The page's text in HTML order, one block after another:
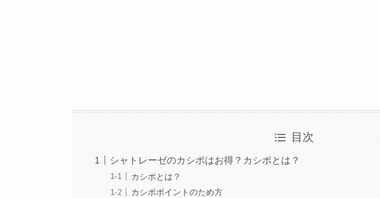
目次
シャトレーゼのカシポはお得？カシポとは？
カシポとは？
カシポポイントのため方